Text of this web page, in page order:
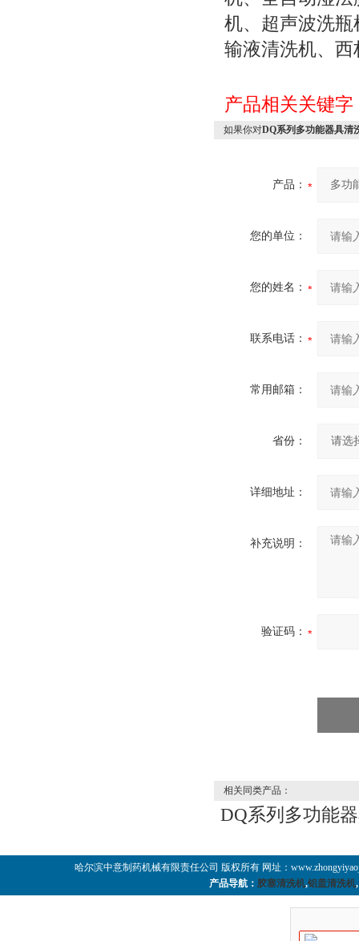
机、超声波洗
输液清洗机、
产品相关关键字
如果你对DQ系列多功能器具清
产品：
您的单位：
您的姓名：
联系电话：
常用邮箱：
省份：
详细地址：
补充说明：
验证码：
相关同类产品：
DQ系列多功能
哈尔滨中意制药机械有限责任公司 版权所有 网址：
产品导航： 胶塞清洗机,铝盖清洗机,